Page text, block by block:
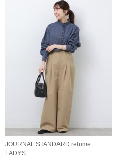
JOURNAL STANDARD relume
LADYS